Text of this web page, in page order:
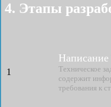
4. Этапы
1
Техническое
содержит
требования к